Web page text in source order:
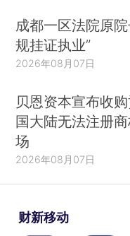
成都一区法院原
规挂证执业”
2026年08月07日
贝恩资本宣布收
国大陆无法注册
场
2026年08月07日
财新移动